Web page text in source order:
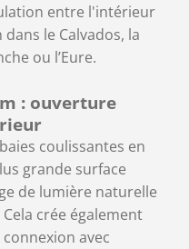
entre l'intérieur
le Calvados, la
ou l’Eure.
: ouverture
coulissantes en
grande surface
de lumière naturelle
crée également
avec